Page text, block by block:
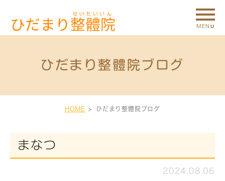
ひだまり整體院ブログ
HOME ひだまり整體院ブログ
まなつ
2024.08.06